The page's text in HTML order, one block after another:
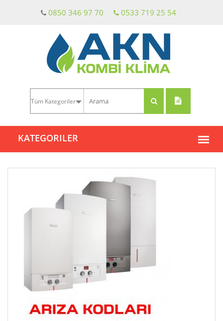
0850 346 97 70 0533 719 25 54